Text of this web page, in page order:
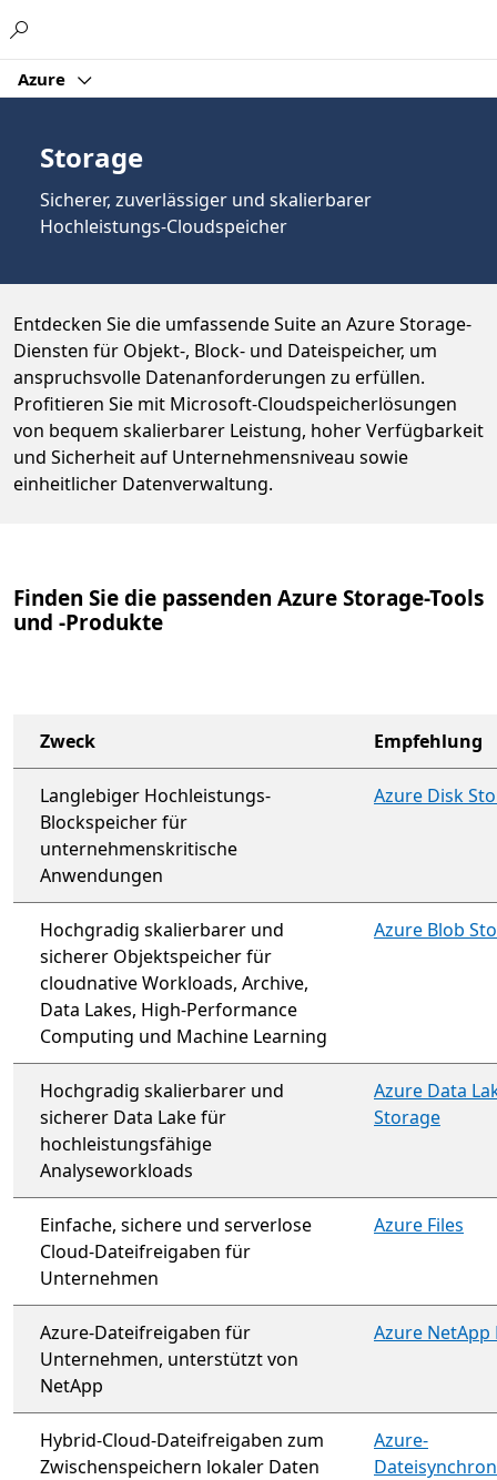
Azure
Storage
Sicherer, zuverlässiger und skalierbarer
Hochleistungs-Cloudspeicher
Entdecken Sie die umfassende Suite an Azure Storage-
Diensten für Objekt-, Block- und Dateispeicher, um
anspruchsvolle Datenanforderungen zu erfüllen.
Profitieren Sie mit Microsoft-Cloudspeicherlösungen
von bequem skalierbarer Leistung, hoher Verfügbarkeit
und Sicherheit auf Unternehmensniveau sowie
einheitlicher Datenverwaltung.
Finden Sie die passenden Azure Storage-Tools
und -Produkte
Zweck Empfehlung
Langlebiger Hochleistungs-
Blockspeicher für
unternehmenskritische
Anwendungen
Azure Disk
Hochgradig skalierbarer und
sicherer Objektspeicher für
cloudnative Workloads, Archive,
Data Lakes, High-Performance
Computing und Machine Learning
Azure Blob
Hochgradig skalierbarer und
sicherer Data Lake für
hochleistungsfähige
Analyseworkloads
Azure Data
Storage
Einfache, sichere und serverlose
Cloud-Dateifreigaben für
Unternehmen
Azure Files
Azure-Dateifreigaben für
Unternehmen, unterstützt von
NetApp
Azure NetApp
Hybrid-Cloud-Dateifreigaben zum
Zwischenspeichern lokaler Daten
Azure-